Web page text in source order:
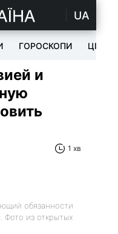
UA
ГОРОСКОПИ ЦІКАВЕ
и
1 хв
обязанности
Фото из открытых